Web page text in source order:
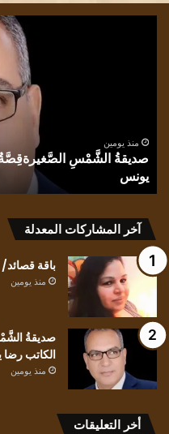
ندى
الحاجمنذ يومين
كيف للعابرِ أن يلتفتَ للظلِ/
آخر المشاركات المعدلة
باقة
منذ يومين
صديقةُ
الكاتب
منذ يومين
أخر التعليقات